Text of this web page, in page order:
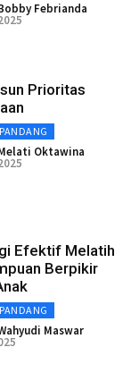
Febrianda
Prioritas
Oktawina
Efektif Melatih
Berpikir
Maswar